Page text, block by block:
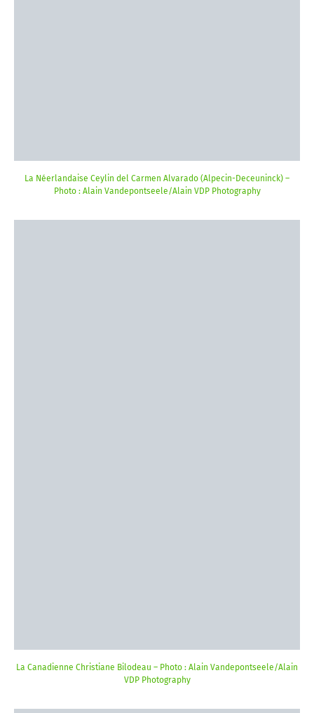
La Néerlandaise Ceylin del Carmen Alvarado (Alpecin-Deceuninck) –
Photo : Alain Vandepontseele/Alain VDP Photography
La Canadienne Christiane Bilodeau – Photo : Alain Vandepontseele/Alain
VDP Photography